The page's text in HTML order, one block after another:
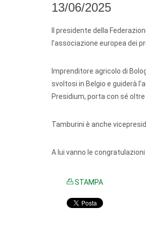
13/06/2025
Il presidente della
l’associazione europea dei
Imprenditore agricolo di
svoltosi in Belgio e guiderà
Presidium, porta con sé
Tamburini è anche
A lui vanno le
STAMPA